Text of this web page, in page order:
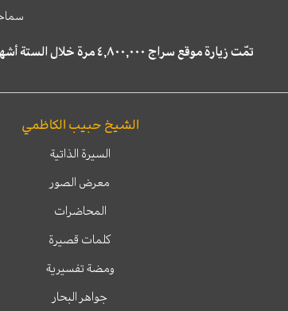
تمّت زيارة موقع سراج ٤,٨٠٠,٠٠٠ مرة خلال الستة أشهر الماضية، كما ظهر في نتائج البحث في محركات البحث٢٢,٢٩٠,٠٠٠ مرّة.
الشيخ حبيب الكاظمي
السيرة الذاتية
معرض الصور
المحاضرات
كلمات قصيرة
ومضة تفسيرية
جواهر البحار